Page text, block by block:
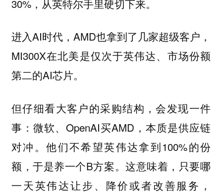
30%，从英特尔手里硬切下来。
进入AI时代，AMD也拿到了几家超级客户，
MI300X在北美是仅次于英伟达、市场份额
第二的AI芯片。
但仔细看大客户的采购结构，会发现一件
事：微软、OpenAI买AMD，本质是供应链
对冲。他们不希望英伟达拿到100%的份
额，于是养一个B方案。这意味着，只要哪
一天英伟达让步、降价或者改善服务，